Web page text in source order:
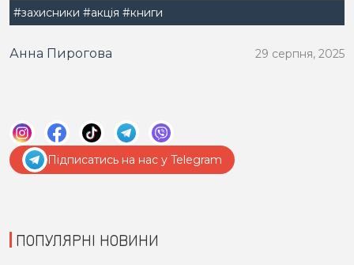
#захисники #акція #книги
Анна Пирогова 29 серпня, 2025
Підписатись на нас у Telegram
ПОПУЛЯРНІ НОВИНИ